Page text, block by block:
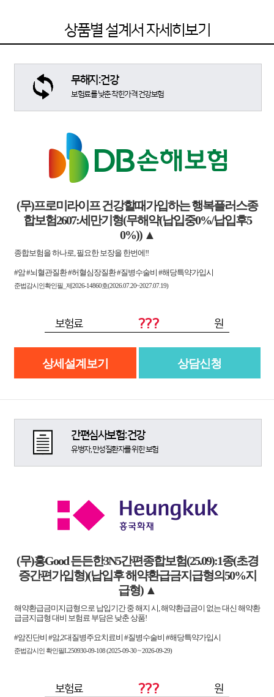
상품별 설계서 자세히보기
무해지:건강
보험료를 낮춘 착한가격 건강보험
(무)프로미라이프 건강할때가입하는 행복플러스종
합보험2607:세만기형(무해약(납입중0%/납입후5
0%)) ▲
종합보험을 하나로, 필요한 보장을 한번에!!
#암 #뇌혈관질환 #허혈심장질환 #질병수술비 #해당특약가입시
준법감시인확인필_제2026-14860호(2026.07.20~2027.07.19)
보험료 ??? 원
상세설계보기 상담신청
간편심사보험:건강
유병자, 만성질환자를 위한 보험
(무)흥Good 든든한3N5간편종합보험(25.09):1종(초경
증간편가입형)(납입후 해약환급금지급형의50%지
급형) ▲
해약환급금미지급형으로 납입기간 중 해지 시, 해약환급금이 없는 대신 해약환
급금지급형 대비 보험료 부담은 낮춘 상품!
#암진단비 #암,2대질병주요치료비 #질병수술비 #해당특약가입시
준법감시인 확인필L250930-09-108 (2025-09-30 ~ 2026-09-29)
보험료 ??? 원